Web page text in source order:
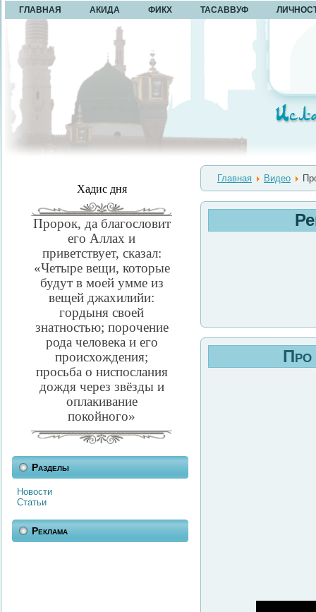
ГЛАВНАЯ АКИДА ФИКХ ТАСАВВУФ
Хадис дня
Пророк, да благословит
его Аллах и
приветствует, сказал:
«Четыре вещи, которые
будут в моей умме из
вещей джахилийи:
гордыня своей
знатностью; порочение
рода человека и его
происхождения;
просьба о ниспослания
дождя через звёзды и
оплакивание
покойного»
Разделы
Новости
Статьи
Реклама
Главная Видео
Про